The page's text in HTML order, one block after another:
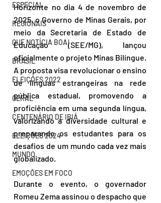
ESPECIAL
REGIONAIS
QUE NOTÍCIA BOA!
BRASIL
ELEIÇÕES 2022
GERAL
CENTENÁRIO DE IBIÁ
ELEIÇÕES 2024
MUNDO
EMOÇÕES EM FOCO
Horizonte no dia 4 de novembro de
2025, o Governo de Minas Gerais, por
meio da Secretaria de Estado de
Educação (SEE/MG), lançou
oficialmente o projeto Minas Bilíngue.
A proposta visa revolucionar o ensino
de línguas estrangeiras na rede
pública estadual, promovendo a
proficiência em uma segunda língua,
valorizando a diversidade cultural e
preparando os estudantes para os
desafios de um mundo cada vez mais
globalizado.
Durante o evento, o governador
Romeu Zema assinou o despacho que